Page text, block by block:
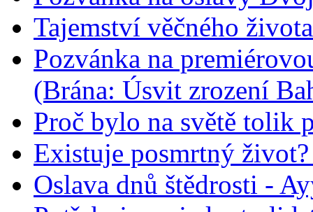
Tajemství věčného života
Pozvánka na
(Brána: Úsvit zrození
Proč bylo na světě tolik
Existuje posmrtný
Oslava dnů štědrosti -